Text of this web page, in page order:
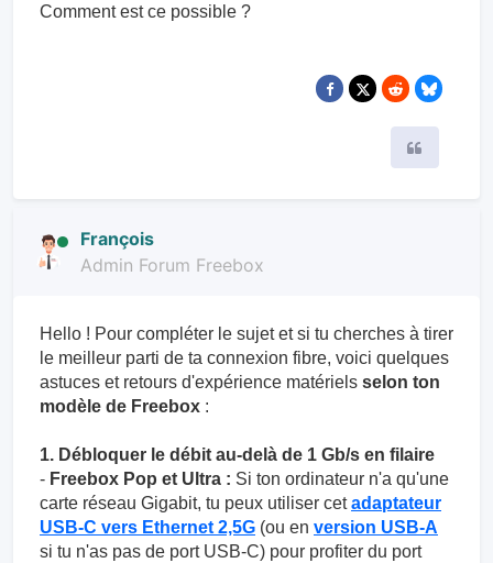
Comment est ce possible ?
François
Admin Forum Freebox
Hello ! Pour compléter le sujet et si tu cherches à tirer
le meilleur parti de ta connexion fibre, voici quelques
astuces et retours d'expérience matériels selon ton
modèle de Freebox :
1. Débloquer le débit au-delà de 1 Gb/s en filaire
- Freebox Pop et Ultra : Si ton ordinateur n'a qu'une
carte réseau Gigabit, tu peux utiliser cetadaptateur
USB-C vers Ethernet 2,5G (ou en version USB-A
si tu n'as pas de port USB-C) pour profiter du port